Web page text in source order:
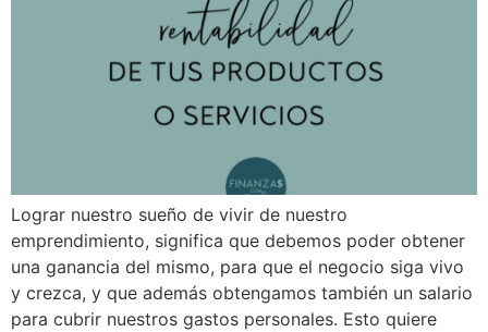
Lograr nuestro sueño de vivir de nuestro
emprendimiento, significa que debemos poder obtener
una ganancia del mismo, para que el negocio siga vivo
y crezca, y que además obtengamos también un salario
para cubrir nuestros gastos personales. Esto quiere